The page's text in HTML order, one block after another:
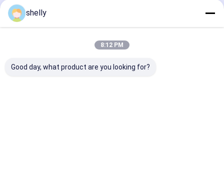
Sitio
Ahora
Site
Mapa del Sitio
Privacy Policy
Reserved.
shelly
8:12 PM
Good day, what product are you looking for?